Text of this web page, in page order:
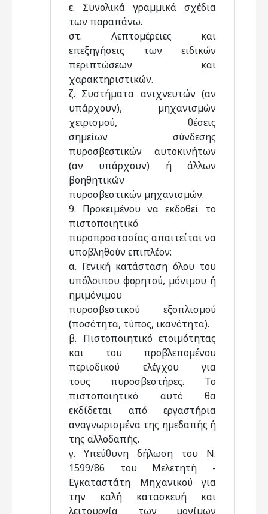
ε. Συνολικά γραµµικά σχέδια
των παραπάνω.
στ. Λεπτοµέρειες και
επεξηγήσεις των ειδικών
περιπτώσεων και
χαρακτηριστικών.
ζ. Συστήµατα ανιχνευτών (αν
υπάρχουν), µηχανισµών
χειρισµού, θέσεις
σηµείων σύνδεσης
πυροσβεστικών αυτοκινήτων
(αν υπάρχουν) ή άλλων
βοηθητικών
πυροσβεστικών µηχανισµών.
9. Προκειµένου να εκδοθεί το
πιστοποιητικό
πυροπροστασίας απαιτείται να
υποβληθούν επιπλέον:
α. Γενική κατάσταση όλου του
υπόλοιπου φορητού, µόνιµου ή
ηµιµόνιµου
πυροσβεστικού εξοπλισµού
(ποσότητα, τύπος, ικανότητα).
β. Πιστοποιητικό ετοιµότητας
και του προβλεποµένου
περιοδικού ελέγχου για
τους πυροσβεστήρες. Το
πιστοποιητικό αυτό θα
εκδίδεται από εργαστήρια
αναγνωρισµένα της ηµεδαπής ή
της αλλοδαπής.
γ. Υπεύθυνη δήλωση του Ν.
1599/86 του Μελετητή -
Εγκαταστάτη Μηχανικού για
την καλή κατασκευή και
λειτουργία των µονίµων